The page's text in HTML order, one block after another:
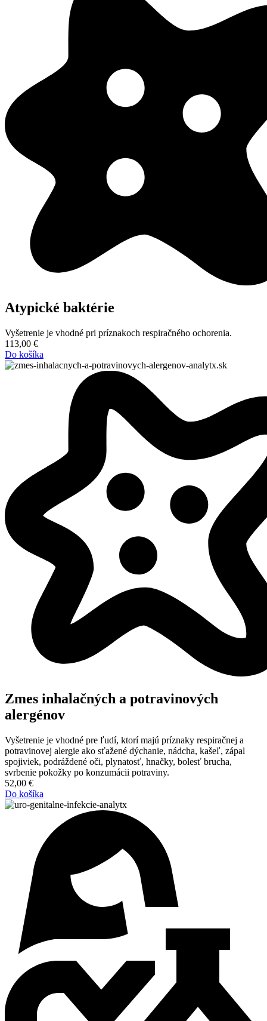
Atypické baktérie
Vyšetrenie je vhodné pri príznakoch respiračného ochorenia.
113,00 €
Do košíka
Zmes inhalačných a potravinových
alergénov
Vyšetrenie je vhodné pre ľudí, ktorí majú príznaky respiračnej a
potravinovej alergie ako sťažené dýchanie, nádcha, kašeľ, zápal
spojiviek, podráždené oči, plynatosť, hnačky, bolesť brucha,
svrbenie pokožky po konzumácii potraviny.
52,00 €
Do košíka